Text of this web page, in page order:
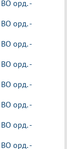
орд. -
орд. -
орд. -
орд. -
орд. -
орд. -
орд. -
орд. -